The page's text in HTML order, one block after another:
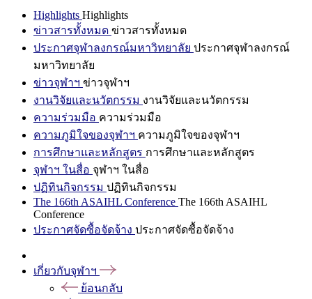
Highlights Highlights
ข่าวสารทั้งหมด ข่าวสารทั้งหมด
ประกาศจุฬาลงกรณ์มหาวิทยาลัย ประกาศจุฬาลงกรณ์
มหาวิทยาลัย
ข่าวจุฬาฯ ข่าวจุฬาฯ
งานวิจัยและนวัตกรรม งานวิจัยและนวัตกรรม
ความร่วมมือ ความร่วมมือ
ความภูมิใจของจุฬาฯ ความภูมิใจของจุฬาฯ
การศึกษาและหลักสูตร การศึกษาและหลักสูตร
จุฬาฯ ในสื่อ จุฬาฯ ในสื่อ
ปฏิทินกิจกรรม ปฏิทินกิจกรรม
The 166th ASAIHL Conference The 166th ASAIHL
Conference
ประกาศจัดซื้อจัดจ้าง ประกาศจัดซื้อจัดจ้าง
เกี่ยวกับจุฬาฯ
ย้อนกลับ